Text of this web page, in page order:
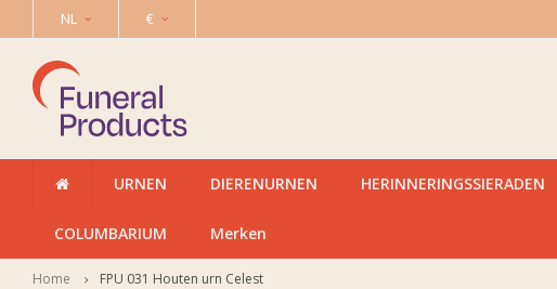
NL €
URNEN DIERENURNEN HERINNERINGSSIERADEN
COLUMBARIUM Merken
Home FPU 031 Houten urn Celest